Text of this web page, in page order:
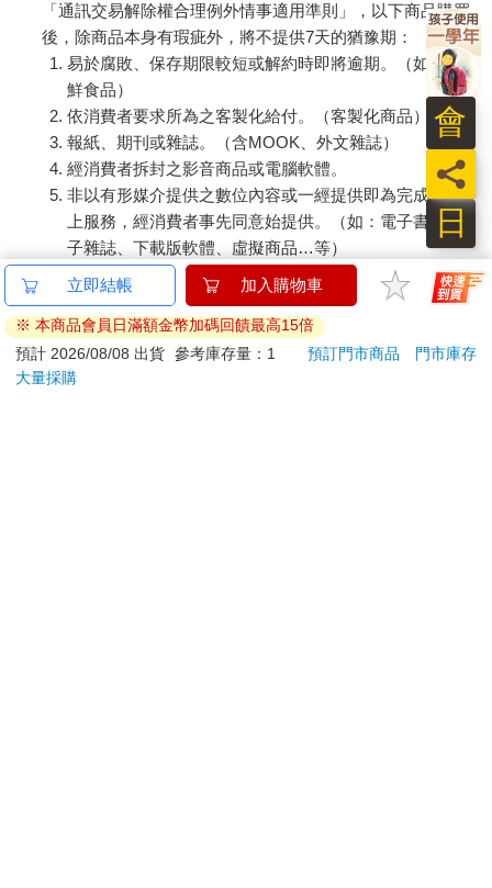
「通訊交易解除權合理例外情事適用準則」，以下商品購買
後，除商品本身有瑕疵外，將不提供7天的猶豫期：
易於腐敗、保存期限較短或解約時即將逾期。（如：生
鮮食品）
依消費者要求所為之客製化給付。（客製化商品）
報紙、期刊或雜誌。（含MOOK、外文雜誌）
經消費者拆封之影音商品或電腦軟體。
非以有形媒介提供之數位內容或一經提供即為完成之線
上服務，經消費者事先同意始提供。（如：電子書、電
子雜誌、下載版軟體、虛擬商品…等）
已拆封之個人衛生用品。（如：內衣褲、刮鬍刀、除毛
若非上列種類商品，均享有到貨7天的猶豫期（含例假
日）。
辦理退換貨時，商品（組合商品恕無法接受單獨退貨）必須
立即結帳 加入購物車
※ 本商品會員日滿額金幣加碼回饋最高15倍
預計 2026/08/08 出貨 參考庫存量：1 預訂門市商品
門市庫存
大量採購
日
員
會